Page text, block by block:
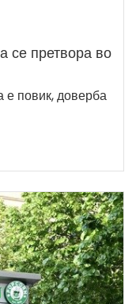
се претвора во
е повик, доверба